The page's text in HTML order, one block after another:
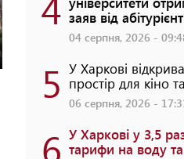
заяв від
04 серпня, 2026 -
5 У Харкові
простір для кіно
06 серпня, 2026 -
6 У Харкові у 3,5
тарифи на воду